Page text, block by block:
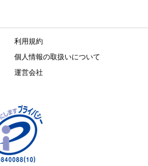
利用規約
個人情報の取扱いについて
運営会社